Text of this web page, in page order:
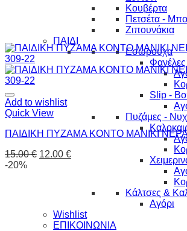
Κουβέρτα
Πετσέτα -
Ζιπουνάκια
ΠΑΙΔΙ
Εσώρουχα
Φανέλες
Slip -
Πυζάμες -
Κάλτσες &
Αγόρι
Wishlist
ΕΠΙΚΟΙΝΩΝΙΑ
Add to wishlist
Quick View
ΠΑΙΔΙΚΗ ΠΥΖΑΜΑ ΚΟΝΤΟ ΜΑΝΙΚΙ
15.00€ 12.00 €
-20%